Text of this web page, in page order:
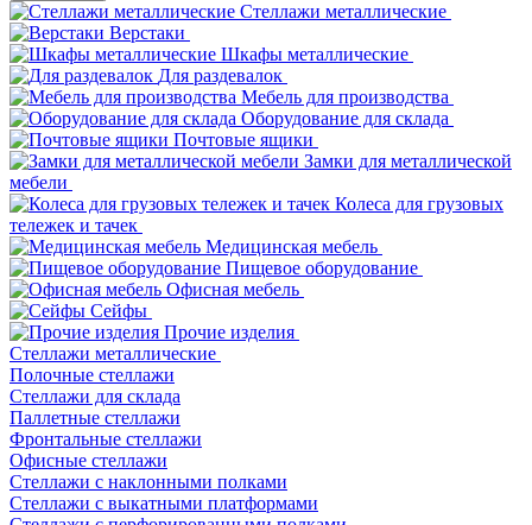
Стеллажи металлические
Верстаки
Шкафы металлические
Для раздевалок
Мебель для производства
Оборудование для склада
Почтовые ящики
Замки для металлической
мебели
Колеса для грузовых
тележек и тачек
Медицинская мебель
Пищевое оборудование
Офисная мебель
Сейфы
Прочие изделия
Стеллажи металлические
Полочные стеллажи
Стеллажи для склада
Паллетные стеллажи
Фронтальные стеллажи
Офисные стеллажи
Стеллажи с наклонными полками
Стеллажи с выкатными платформами